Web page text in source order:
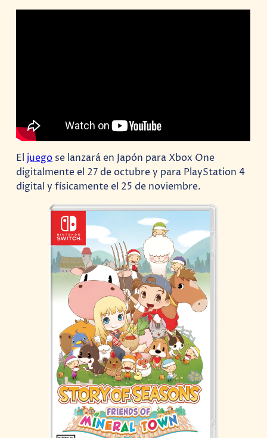
El juegose lanzará en Japón para Xbox One
digitalmente el 27 de octubre y para PlayStation 4
digital y físicamente el 25 de noviembre.